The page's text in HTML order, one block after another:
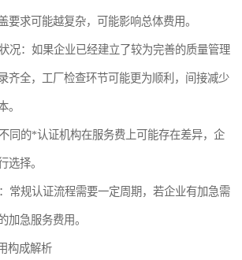
要求可能越复杂，可能影响总体费用。
况：如果企业已经建立了较为完善的质量管理
齐全，工厂检查环节可能更为顺利，间接减少
。
同的*认证机构在服务费上可能存在差异，企
选择。
常规认证流程需要一定周期，若企业有加急需
加急服务费用。
构成解析